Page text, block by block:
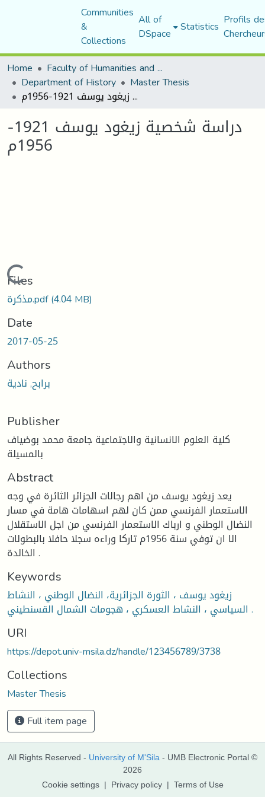
Communities
&
Collections
All of
DSpace Statistics Profils
Home
Faculty of Humanities and Social Sciences
Department of History Master Thesis
دراسة شخصية زيغود يوسف 1921-1956م
دراسة شخصية زيغود يوسف 1921-
1956م
Loading...
Files
مذكرة.pdf(4.04 MB)
Date
2017-05-25
Authors
برابح, نادية
Publisher
كلية العلوم الانسانية والاجتماعية جامعة محمد بوضياف
بالمسيلة
Abstract
يعد زيغود يوسف من اهم رجالات الجزائر الثائرة في وجه
الاستعمار الفرنسي ممن كان لهم اسهامات هامة في مسار
النضال الوطني و ارباك الاستعمار الفرنسي من اجل الاستقلال
الا ان توفي سنة 1956م تاركا وراءه سجلا حافلا بالبطولات
الخالدة .
Keywords
زيغود يوسف ، الثورة الجزائرية، النضال الوطني ، النشاط
السياسي ، النشاط العسكري ، هجومات الشمال القسنطيني .
URI
https://depot.univ-msila.dz/handle/123456789/3738
Collections
Master Thesis
Full item page
All Rights Reserved - University of M'Sila - UMB Electronic Portal ©
2026
Cookie settings | Privacy policy | Terms of Use